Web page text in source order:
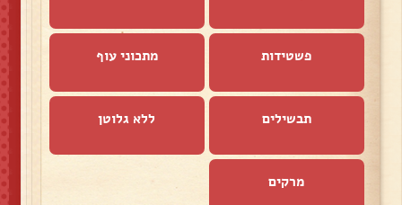
פשטידות מתכוני עוף
תבשילים ללא גלוטן
מרקים